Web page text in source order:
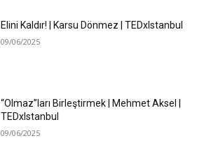
Elini Kaldır! | Karsu Dönmez | TEDxIstanbul
09/06/2025
“Olmaz”ları Birleştirmek | Mehmet Aksel |
TEDxIstanbul
09/06/2025